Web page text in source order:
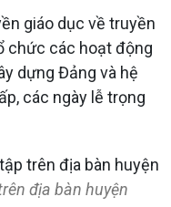
giáo dục về truyền
chức các hoạt động
dựng Đảng và hệ
các ngày lễ trọng
địa bàn huyện